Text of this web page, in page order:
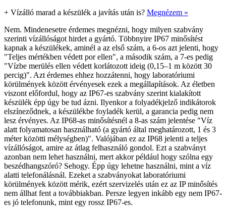
+ Vízálló marad a készülék a javítás után is? Megnézem »
Nem. Mindenesetre érdemes megnézni, hogy milyen szabvány
szerinti vízállóságot hirdet a gyártó. Többnyire IP67 minősítést
kapnak a készülékek, aminél a az első szám, a 6-os azt jelenti, hogy
"Teljes mértékben védett por ellen", a második szám, a 7-es pedig
"Vízbe merülés ellen védett korlátozott ideig (0,15–1 m között 30
percig)". Azt érdemes ehhez hozzátenni, hogy laboratóriumi
körülmények között érvényesek ezek a megállapítások. Az életben
viszont előfordul, hogy az IP67-es szabvány szerint kialakított
készülék épp úgy be tud ázni. Ilyenkor a folyadékjelző indikátorok
elszíneződnek, a készülékbe foyladék kerül, a garancia pedig nem
lesz érvényes. Az IP68-as minősítésnél a 8-as szám jelentése "Víz
alatt folyamatosan használható (a gyártó által meghatározott, 1 és 3
méter közötti mélységben)". Valójában ez az IP68 jelenti a teljes
vízállóságot, amire az átlag felhasználó gondol. Ezt a szabványt
azonban nem lehet használni, mert akkor például hogy szólna egy
beszédhangszóró? Sehogy. Épp úgy lehetne használni, mint a víz
alatti telefonálásnál. Ezeket a szabványokat laboratóriumi
körülmények között mérik, ezért szervizelés után ez az IP minősítés
nem állhat fent a továbbiakban. Persze legyen inkább egy nem IP67-
es jó telefonunk, mint egy rossz IP67-es.